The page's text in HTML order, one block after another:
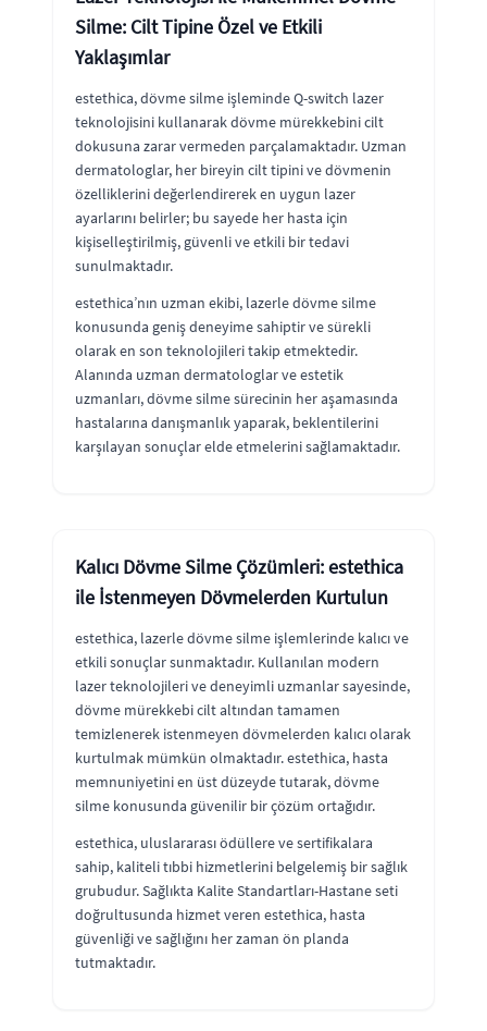
Silme: Cilt Tipine Özel ve Etkili
Yaklaşımlar
estethica, dövme silme işleminde Q-switch lazer
teknolojisini kullanarak dövme mürekkebini cilt
dokusuna zarar vermeden parçalamaktadır. Uzman
dermatologlar, her bireyin cilt tipini ve dövmenin
özelliklerini değerlendirerek en uygun lazer
ayarlarını belirler; bu sayede her hasta için
kişiselleştirilmiş, güvenli ve etkili bir tedavi
sunulmaktadır.
estethica’nın uzman ekibi, lazerle dövme silme
konusunda geniş deneyime sahiptir ve sürekli
olarak en son teknolojileri takip etmektedir.
Alanında uzman dermatologlar ve estetik
uzmanları, dövme silme sürecinin her aşamasında
hastalarına danışmanlık yaparak, beklentilerini
karşılayan sonuçlar elde etmelerini sağlamaktadır.
Kalıcı Dövme Silme Çözümleri: estethica
ile İstenmeyen Dövmelerden Kurtulun
estethica, lazerle dövme silme işlemlerinde kalıcı ve
etkili sonuçlar sunmaktadır. Kullanılan modern
lazer teknolojileri ve deneyimli uzmanlar sayesinde,
dövme mürekkebi cilt altından tamamen
temizlenerek istenmeyen dövmelerden kalıcı olarak
kurtulmak mümkün olmaktadır. estethica, hasta
memnuniyetini en üst düzeyde tutarak, dövme
silme konusunda güvenilir bir çözüm ortağıdır.
estethica, uluslararası ödüllere ve sertifikalara
sahip, kaliteli tıbbi hizmetlerini belgelemiş bir sağlık
grubudur. Sağlıkta Kalite Standartları-Hastane seti
doğrultusunda hizmet veren estethica, hasta
güvenliği ve sağlığını her zaman ön planda
tutmaktadır.